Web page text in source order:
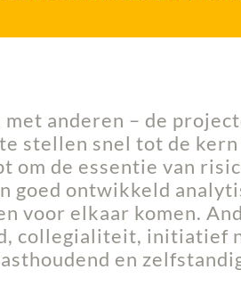
met anderen – de
stellen snel tot de kern
om de essentie van
goed ontwikkeld
voor elkaar komen.
collegialiteit, initiatief
en